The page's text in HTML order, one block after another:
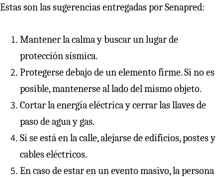
Estas son las sugerencias entregadas por Senapred:
Mantener la calma y buscar un lugar de
protección sísmica.
Protegerse debajo de un elemento firme. Si no es
posible, mantenerse al lado del mismo objeto.
Cortar la energía eléctrica y cerrar las llaves de
paso de agua y gas.
Si se está en la calle, alejarse de edificios, postes y
cables eléctricos.
En caso de estar en un evento masivo, la persona